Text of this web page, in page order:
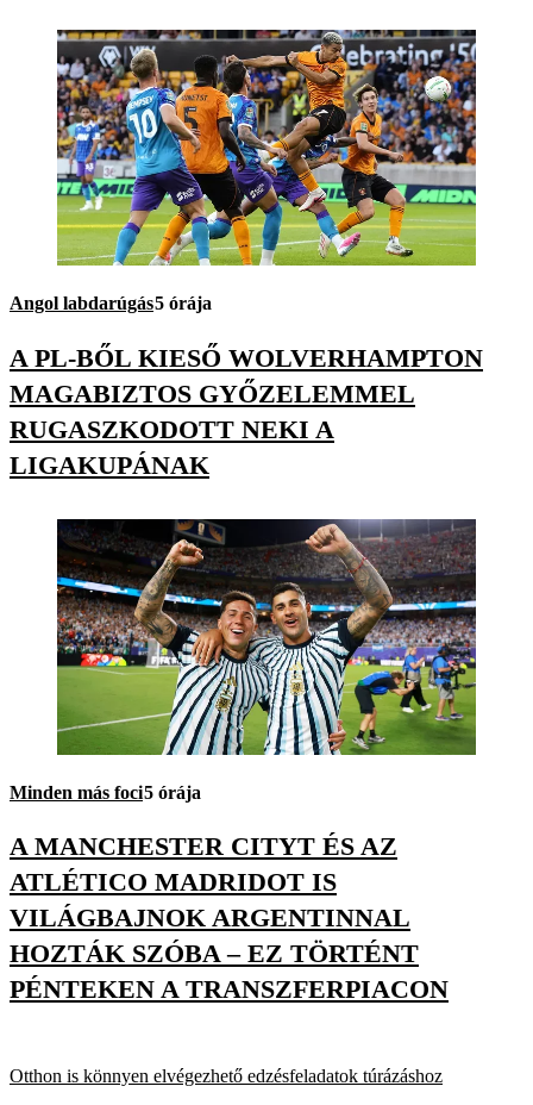
Angol labdarúgás5 órája
A PL-BŐL KIESŐ WOLVERHAMPTON
MAGABIZTOS GYŐZELEMMEL
RUGASZKODOTT NEKI A
LIGAKUPÁNAK
Minden más foci5 órája
A MANCHESTER CITYT ÉS AZ
ATLÉTICO MADRIDOT IS
VILÁGBAJNOK ARGENTINNAL
HOZTÁK SZÓBA – EZ TÖRTÉNT
PÉNTEKEN A TRANSZFERPIACON
Otthon is könnyen elvégezhető edzésfeladatok túrázáshoz